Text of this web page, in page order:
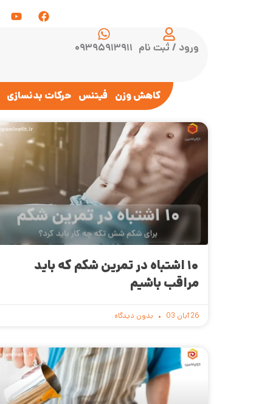
ورود / ثبت نام ۰۹۳۹۵۹۱۳۹۱۱
کاهش وزن فیتنس حرکات بدنسازی
۱۰ اشتباه در تمرین شکم که باید
مراقب باشیم
26 آبان 03 بدون دیدگاه